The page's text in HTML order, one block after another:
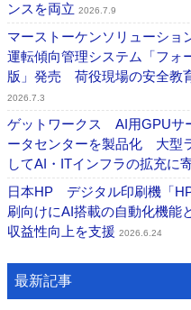
ンスを両立 2026.7.9
マーストーケンソリューシ
運転傾向管理システム「フォ
版」発売 荷役現場の安全教
2026.7.3
ゲットワークス AI用GPUサ
ータセンターを製品化 大型
してAI・ITインフラの拡充に
日本HP デジタル印刷機「
刷向けにAI搭載の自動化機能
収益性向上を支援 2026.6.24
最新記事